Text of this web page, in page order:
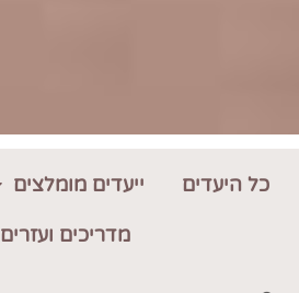
כל היעדים ייעדים מומלצים
מדריכים ועזרים